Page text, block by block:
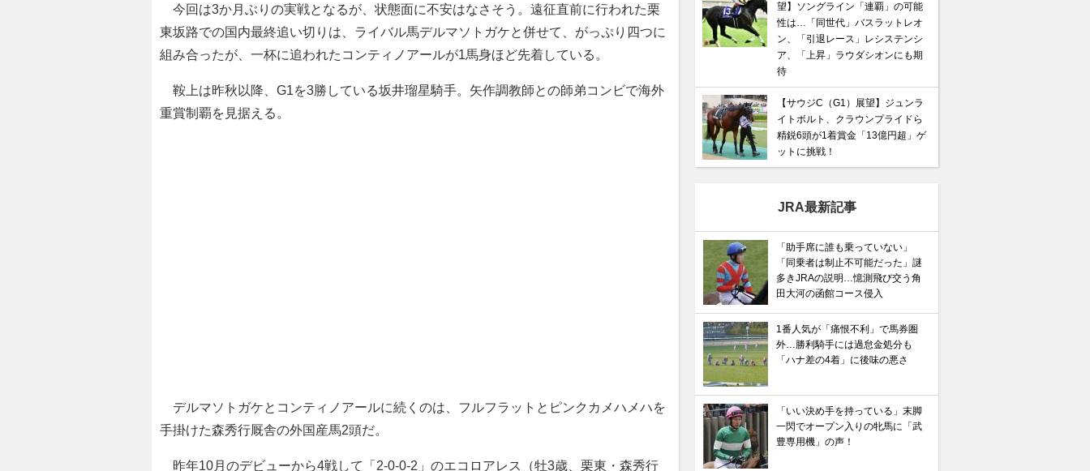
今回は3か月ぶりの実戦となるが、状態面に不安はなさそう。遠征直前に行われた栗
東坂路での国内最終追い切りは、ライバル馬デルマソトガケと併せて、がっぷり四つに
組み合ったが、一杯に追われたコンティノアールが1馬身ほど先着している。
鞍上は昨秋以降、G1を3勝している坂井瑠星騎手。矢作調教師との師弟コンビで海外
重賞制覇を見据える。
デルマソトガケとコンティノアールに続くのは、フルフラットとピンクカメハメハを
手掛けた森秀行厩舎の外国産馬2頭だ。
昨年10月のデビューから4戦して「2-0-0-2」のエコロアレス（牡3歳、栗東・森秀行
望】ソングライン「連覇」の可能
性は…「同世代」バスラットレオ
ン、「引退レース」レシステンシ
ア、「上昇」ラウダシオンにも期
待
【サウジC（G1）展望】ジュンラ
イトボルト、クラウンプライドら
精鋭6頭が1着賞金「13億円超」ゲ
ットに挑戦！
JRA最新記事
「助手席に誰も乗っていない」
「同乗者は制止不可能だった」謎
多きJRAの説明…憶測飛び交う角
田大河の函館コース侵入
1番人気が「痛恨不利」で馬券圏
外…勝利騎手には過怠金処分も
「ハナ差の4着」に後味の悪さ
「いい決め手を持っている」末脚
一閃でオープン入りの牝馬に「武
豊専用機」の声！